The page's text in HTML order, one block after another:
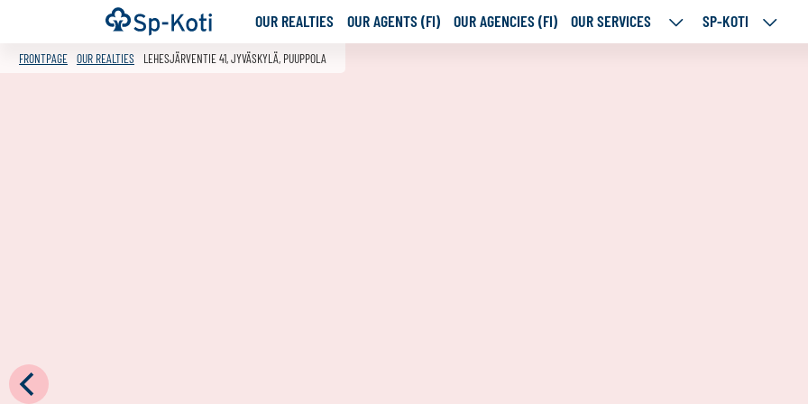
Go
to
content
Frontpage OUR REALTIES OUR AGENTS (FI) OUR AGENCIES (FI) OUR SERVICES
OUR
SP-KOTI
SP-
FRONTPAGE OUR REALTIES LEHESJÄRVENTIE 41, JYVÄSKYLÄ, PUUPPOLA